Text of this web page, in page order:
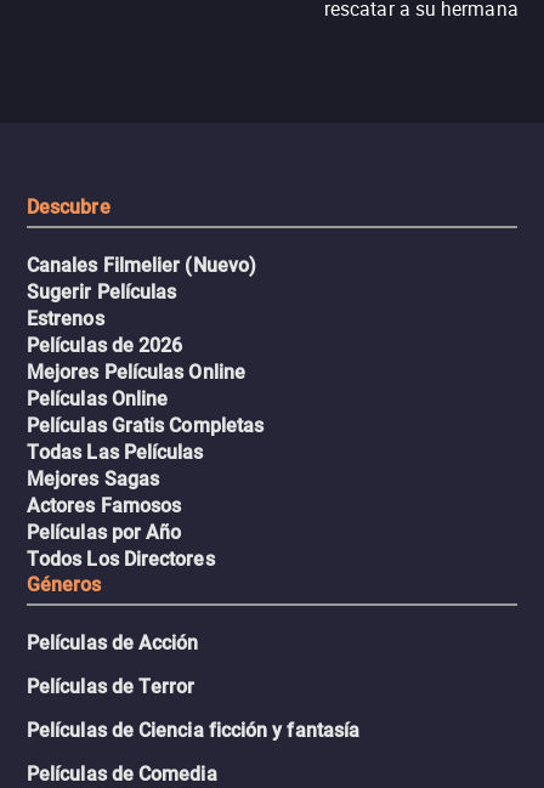
rescatar a su hermana
Descubre
Canales Filmelier (Nuevo)
Sugerir Películas
Estrenos
Películas de 2026
Mejores Películas Online
Películas Online
Películas Gratis Completas
Todas Las Películas
Mejores Sagas
Actores Famosos
Películas por Año
Todos Los Directores
Géneros
Películas de Acción
Películas de Terror
Películas de Ciencia ficción y fantasía
Películas de Comedia